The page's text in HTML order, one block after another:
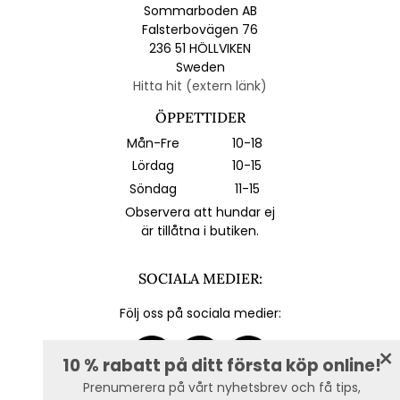
10 % rabatt på ditt första köp online!
Prenumerera på vårt nyhetsbrev och få tips,
Sommarboden AB
Falsterbovägen 76
236 51 HÖLLVIKEN
Sweden
Hitta hit (extern länk)
ÖPPETTIDER
Mån-Fre
10-18
Lördag
10-15
Söndag
11-15
Observera att hundar ej
är tillåtna i butiken.
SOCIALA MEDIER:
Följ oss på sociala medier: